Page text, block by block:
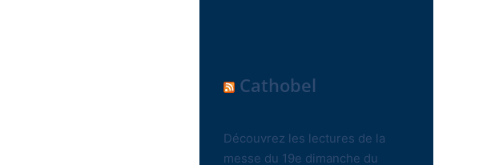
Cathobel
Découvrez les lectures de la
messe du 19e dimanche du